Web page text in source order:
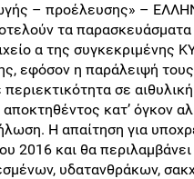
– προέλευσης» –
τα
α της συγκεκριμένης
εφόσον η παράλειψή
περιεκτικότητα σε
κατ’ όγκον
Η απαίτηση για
2016 και θα
υδατανθράκων,